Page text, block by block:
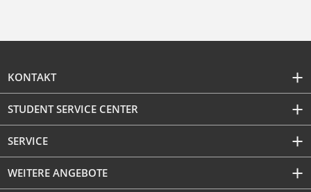
KONTAKT
STUDENT SERVICE CENTER
SERVICE
WEITERE ANGEBOTE